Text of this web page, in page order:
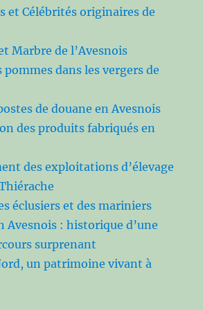
et Célébrités originaires de
Marbre de l’Avesnois
pommes dans les vergers de
de douane en Avesnois
des produits fabriqués en
des exploitations d’élevage
éclusiers et des mariniers
Avesnois : historique d’une
surprenant
un patrimoine vivant à